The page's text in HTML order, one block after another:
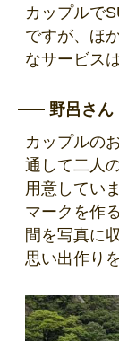
カップルで
ですが、ほ
なサービス
野呂さん
カップルの
通して二人
用意してい
マークを作
間を写真に
思い出作り